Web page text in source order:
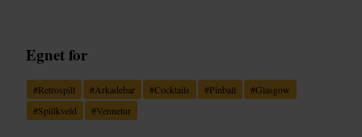
Egnet for
#Retrospill #Arkadebar #Cocktails #Pinball #Glasgow
#Spillkveld #Vennetur